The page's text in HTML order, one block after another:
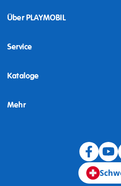
Über PLAYMOBIL
Service
Kataloge
Mehr